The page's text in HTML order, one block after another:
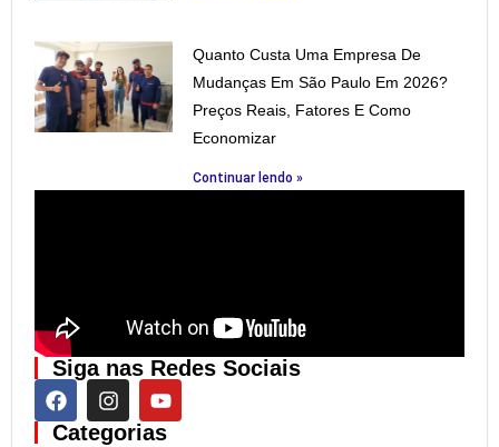
Quanto Custa Uma Empresa De
Mudanças Em São Paulo Em 2026?
Preços Reais, Fatores E Como
Economizar
Continuar lendo »
Siga nas Redes Sociais
Categorias